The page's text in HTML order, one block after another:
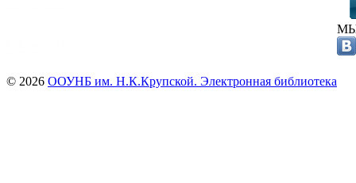
© 2026 ООУНБ им. Н.К.Крупской. Электронная библиотека